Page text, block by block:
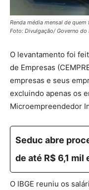
Renda média mensal de
Foto: Divulgação/ Governo do
O levantamento foi
de Empresas
empresas e seus
excluindo apenas os
Microempreendedor
Seduc abre
de até R$ 6,1 mil
O IBGE reuniu os